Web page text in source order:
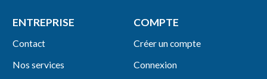
ENTREPRISE
Contact
Nos services
COMPTE
Créer un compte
Connexion